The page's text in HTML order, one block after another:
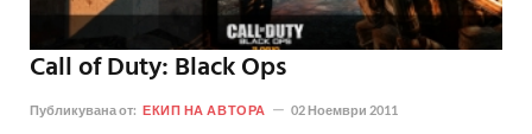
Call of Duty: Black Ops
Публикувана от: ЕКИП НА АВТОРА 02 Ноември 2011